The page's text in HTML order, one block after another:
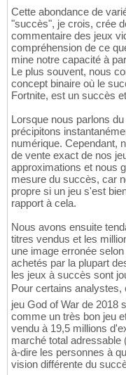
Cette abondance de
"succès", je crois, crée
commentaire des jeux
compréhension de ce
mine notre capacité à
Le plus souvent, nous
concept binaire où le
Fortnite, est un succès
Lorsque nous parlons
précipitons
numérique. Cependant,
de vente exact de nos
approximations et nous
mesure du succès, car
propre si un jeu s'est
rapport à cela.
Nous avons ensuite
titres vendus et les
une image erronée
achetés par la plupart
les jeux à succès sont
Pour certains analystes,
jeu God of War de 2018
comme un très bon jeu
vendu à 19,5 millions
marché total
à-dire les personnes à
vision différente du